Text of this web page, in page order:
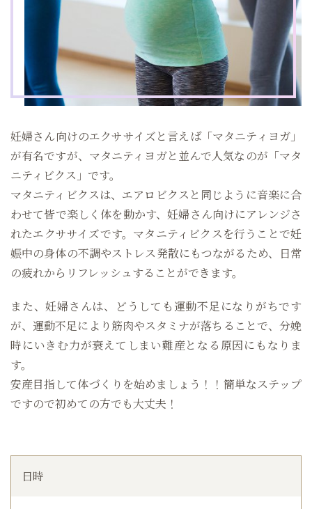
妊婦さん向けのエクササイズと言えば「マタニティヨガ」
が有名ですが、マタニティヨガと並んで人気なのが「マタ
ニティビクス」です。
マタニティビクスは、エアロビクスと同じように音楽に合
わせて皆で楽しく体を動かす、妊婦さん向けにアレンジさ
れたエクササイズです。マタニティビクスを行うことで妊
娠中の身体の不調やストレス発散にもつながるため、日常
の疲れからリフレッシュすることができます。
また、妊婦さんは、どうしても運動不足になりがちです
が、運動不足により筋肉やスタミナが落ちることで、分娩
時にいきむ力が衰えてしまい難産となる原因にもなりま
す。
安産目指して体づくりを始めましょう！！簡単なステップ
ですので初めての方でも大丈夫！
日時